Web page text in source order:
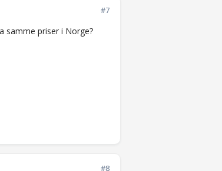
#7
samme priser i Norge?
#8